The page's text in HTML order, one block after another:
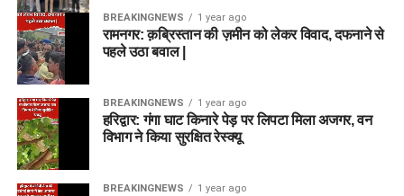
BREAKINGNEWS 1 year ago
रामनगर: क़ब्रिस्तान की ज़मीन को लेकर विवाद, दफनाने से
पहले उठा बवाल |
BREAKINGNEWS 1 year ago
हरिद्वार: गंगा घाट किनारे पेड़ पर लिपटा मिला अजगर, वन
विभाग ने किया सुरक्षित रेस्क्यू
BREAKINGNEWS 1 year ago